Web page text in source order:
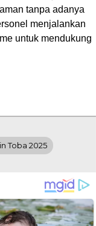
tanpa adanya
menjalankan
untuk mendukung
Toba 2025